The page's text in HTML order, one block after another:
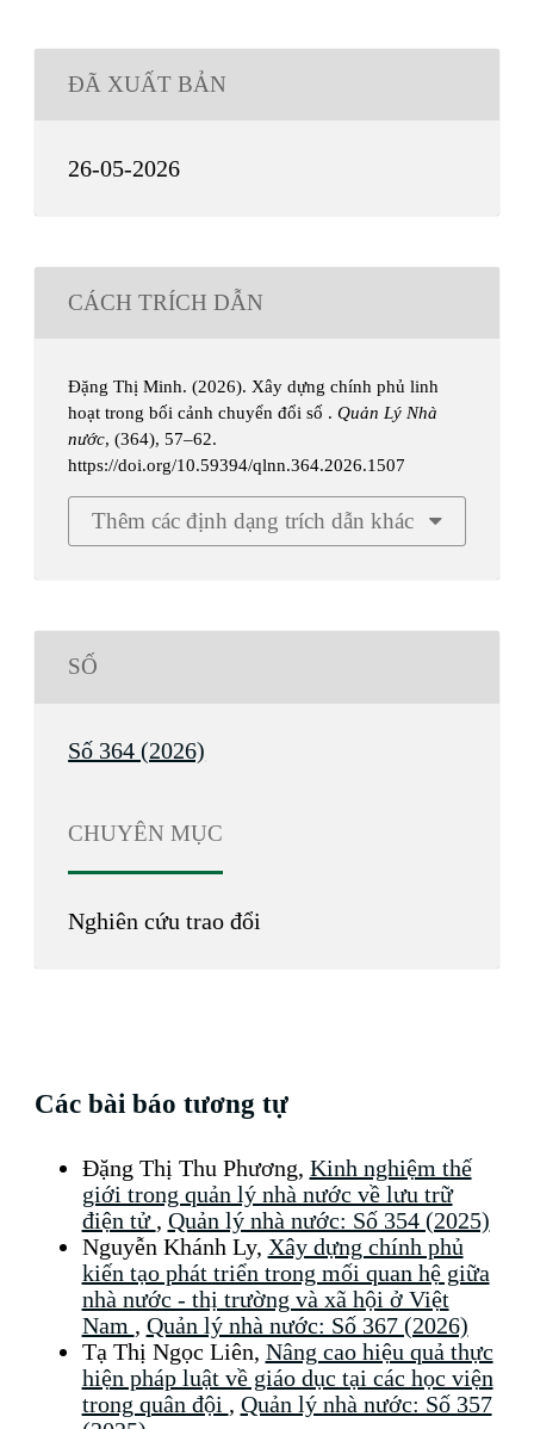
ĐÃ XUẤT BẢN
26-05-2026
CÁCH TRÍCH DẪN
Đặng Thị Minh. (2026). Xây dựng chính phủ linh
hoạt trong bối cảnh chuyển đổi số .Quản Lý Nhà
nước, (364), 57–62.
https://doi.org/10.59394/qlnn.364.2026.1507
Thêm các định dạng trích dẫn khác
SỐ
Số 364 (2026)
CHUYÊN MỤC
Nghiên cứu trao đổi
Các bài báo tương tự
Đặng Thị Thu Phương, Kinh nghiệm thế
giới trong quản lý nhà nước về lưu trữ
điện tử , Quản lý nhà nước: Số 354 (2025)
Nguyễn Khánh Ly, Xây dựng chính phủ
kiến tạo phát triển trong mối quan hệ giữa
nhà nước - thị trường và xã hội ở Việt
Nam , Quản lý nhà nước: Số 367 (2026)
Tạ Thị Ngọc Liên, Nâng cao hiệu quả thực
hiện pháp luật về giáo dục tại các học viện
trong quân đội , Quản lý nhà nước: Số 357